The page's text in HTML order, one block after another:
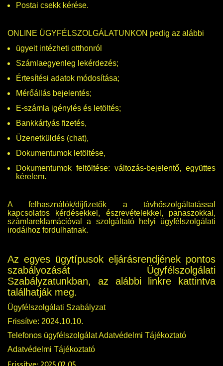
Postai csekk kérése.
ONLINE ÜGYFÉLSZOLGÁLATUNKON pedig az alábbi
ügyeit intézheti otthonról
Számlaegyenleg lekérdezés;
Értesítési adatok módosítása;
Mérőállás bejelentés;
E-számla igénylés és letöltés;
Bankkártyás fizetés,
Üzenetküldés (chat),
Dokumentumok letöltése,
Dokumentumok feltöltése: változás-bejelentő, együttes
kérelem.
A felhasználók/díjfizetők a távhőszolgáltatással
kapcsolatos kérdésekkel, észrevételekkel, panaszokkal,
számlareklamációval a szolgáltató helyi ügyfélszolgálati
irodáihoz fordulhatnak.
Az egyes ügytípusok eljárásrendjének pontos
szabályozását Ügyfélszolgálati
Szabályzatunkban, az alábbi linkre kattintva
találhatják meg.
Ügyfélszolgálati Szabályzat
Frissítve: 2024.10.10.
Telefonos ügyfélszolgálat Adatvédelmi Tájékoztató
Adatvédelmi Tájékoztató